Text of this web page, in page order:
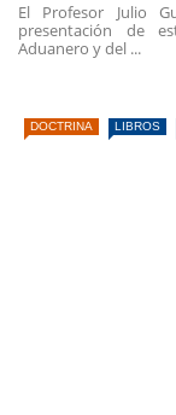
El Profesor Julio
presentación de
Aduanero y del ...
DOCTRINA LIBROS